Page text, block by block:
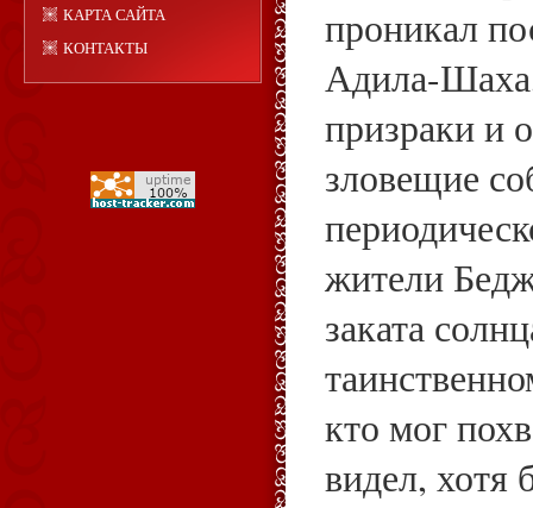
КАРТА САЙТА
КОНТАКТЫ
проникал
Адила-
призраки и
зловещие
жители
заката
кто мог
видел, хотя